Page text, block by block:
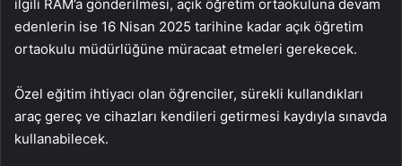
ilgili RAM’a gönderilmesi, açık öğretim ortaokuluna devam
edenlerin ise 16 Nisan 2025 tarihine kadar açık öğretim
ortaokulu müdürlüğüne müracaat etmeleri gerekecek.
Özel eğitim ihtiyacı olan öğrenciler, sürekli kullandıkları
araç gereç ve cihazları kendileri getirmesi kaydıyla sınavda
kullanabilecek.